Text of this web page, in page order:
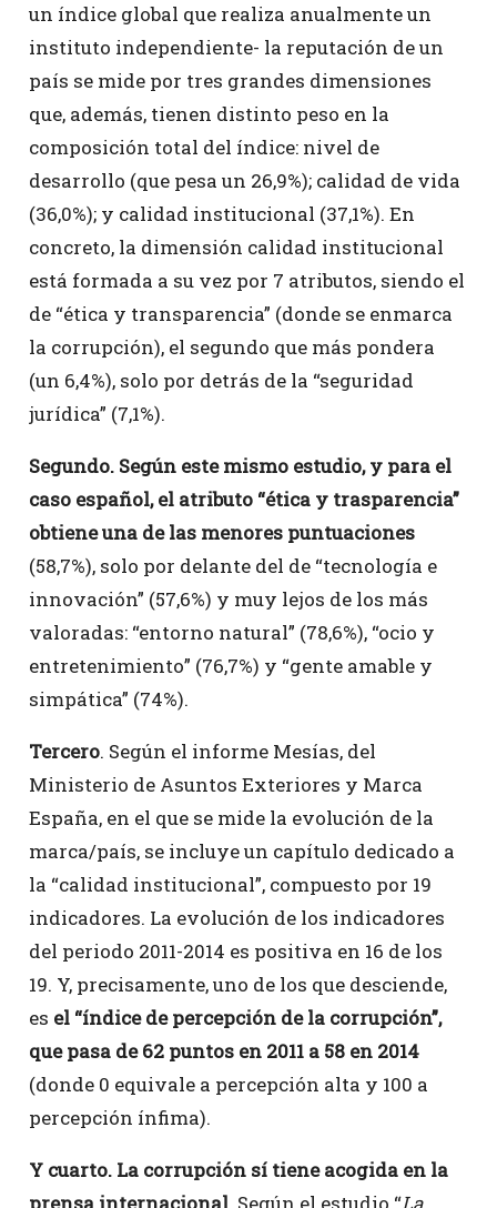
un índice global que realiza anualmente un
instituto independiente- la reputación de un
país se mide por tres grandes dimensiones
que, además, tienen distinto peso en la
composición total del índice: nivel de
desarrollo (que pesa un 26,9%); calidad de vida
(36,0%); y calidad institucional (37,1%). En
concreto, la dimensión calidad institucional
está formada a su vez por 7 atributos, siendo el
de “ética y transparencia” (donde se enmarca
la corrupción), el segundo que más pondera
(un 6,4%), solo por detrás de la “seguridad
jurídica” (7,1%).
Segundo. Según este mismo estudio, y para el
caso español, el atributo “ética y trasparencia”
obtiene una de las menores puntuaciones
(58,7%), solo por delante del de “tecnología e
innovación” (57,6%) y muy lejos de los más
valoradas: “entorno natural” (78,6%), “ocio y
entretenimiento” (76,7%) y “gente amable y
simpática” (74%).
Tercero. Según el informe Mesías, del
Ministerio de Asuntos Exteriores y Marca
España, en el que se mide la evolución de la
marca/país, se incluye un capítulo dedicado a
la “calidad institucional”, compuesto por 19
indicadores. La evolución de los indicadores
del periodo 2011-2014 es positiva en 16 de los
19. Y, precisamente, uno de los que desciende,
es el “índice de percepción de la corrupción”,
que pasa de 62 puntos en 2011 a 58 en 2014
(donde 0 equivale a percepción alta y 100 a
percepción ínfima).
Y cuarto. La corrupción sí tiene acogida en la